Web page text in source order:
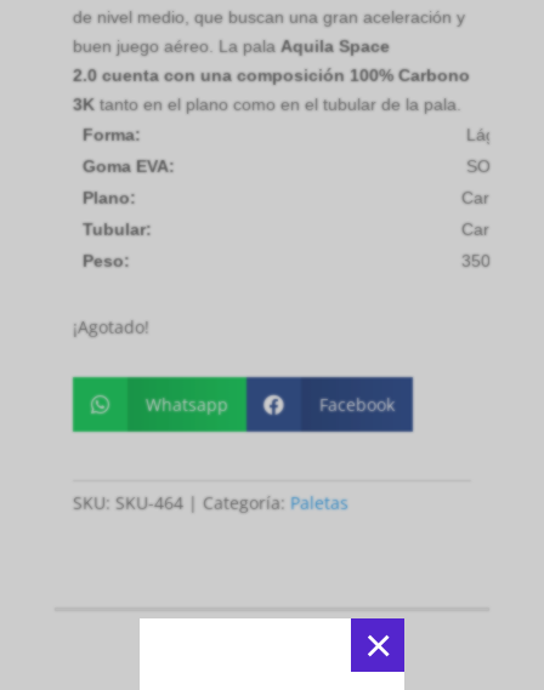
×
de nivel medio, que buscan una gran aceleración y
buen juego aéreo. La pala Aquila Space
2.0 cuenta con una composición 100% Carbono
3Ktanto en el plano como en el tubular de la pala.
Forma:
Lágrima
Goma EVA:
SOFT 30
Plano:
Carbono
Tubular:
Carbono
Peso:
350/385 gr
¡Agotado!
 Whatsapp  Facebook
SKU: SKU-464 Categoría: Paletas